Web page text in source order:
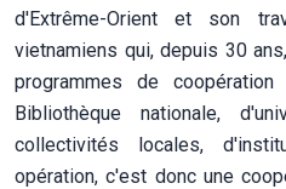
d'Extrême-Orient et son
vietnamiens qui, depuis 30
programmes de
Bibliothèque nationale,
collectivités locales,
opération, c'est donc une